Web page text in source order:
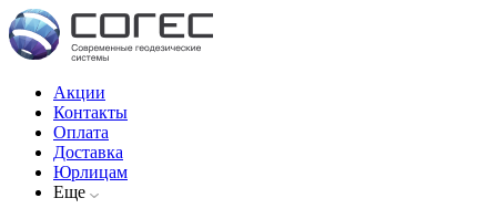
Акции
Контакты
Оплата
Доставка
Юрлицам
Еще